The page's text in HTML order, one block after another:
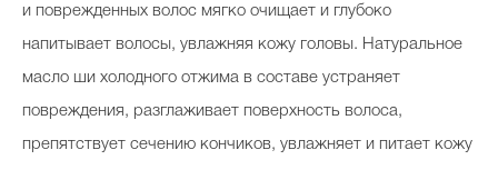
и поврежденных волос мягко очищает и глубоко
напитывает волосы, увлажняя кожу головы. Натуральное
масло ши холодного отжима в составе устраняет
повреждения, разглаживает поверхность волоса,
препятствует сечению кончиков, увлажняет и питает кожу